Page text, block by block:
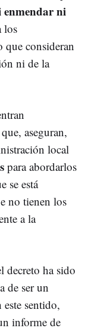
enmendar ni
los
que consideran
ni de la
aseguran,
local
para abordarlos
se está
no tienen los
a la
decreto ha sido
de ser un
sentido,
informe de